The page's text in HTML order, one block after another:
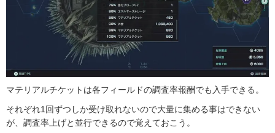
マテリアルチケットは各フィールドの調査率報酬でも入手できる。
それぞれ1回ずつしか受け取れないので大量に集める事はできない
が、調査率上げと並行できるので覚えておこう。